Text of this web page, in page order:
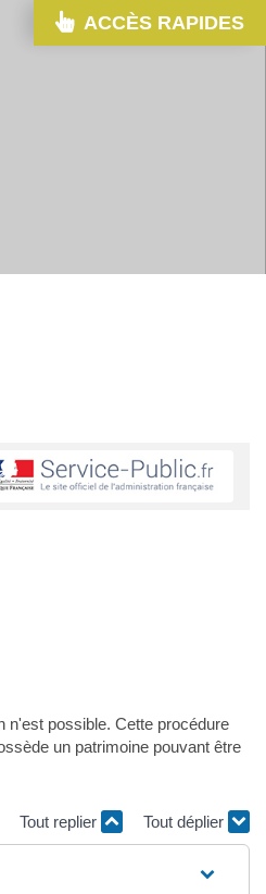
n'est possible. Cette procédure
un patrimoine pouvant être
Tout replier Tout déplier
ACCÈS RAPIDES